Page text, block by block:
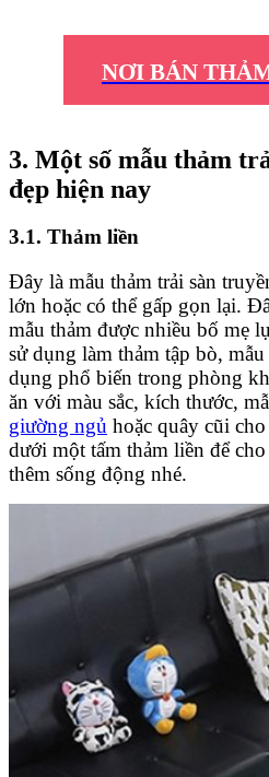
NƠI BÁN
3. Một số mẫu thảm
đẹp hiện nay
3.1. Thảm liền
Đây là mẫu thảm trải sàn
lớn hoặc có thể gấp gọn lại.
mẫu thảm được nhiều bố mẹ
sử dụng làm thảm tập bò,
dụng phổ biến trong phòng
ăn với màu sắc, kích thước,
giường ngủ hoặc quây cũi
dưới một tấm thảm liền để
thêm sống động nhé.